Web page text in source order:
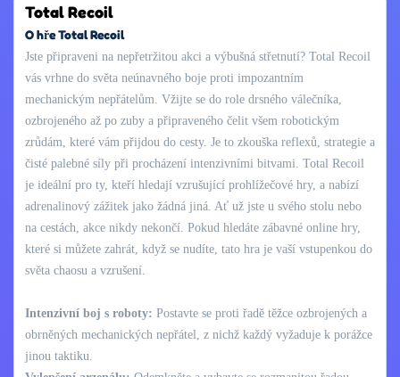
Total Recoil
O hře Total Recoil
Jste připraveni na nepřetržitou akci a výbušná střetnutí? Total Recoil
vás vrhne do světa neúnavného boje proti impozantním
mechanickým nepřátelům. Vžijte se do role drsného válečníka,
ozbrojeného až po zuby a připraveného čelit všem robotickým
zrůdám, které vám přijdou do cesty. Je to zkouška reflexů, strategie a
čisté palebné síly při procházení intenzivními bitvami. Total Recoil
je ideální pro ty, kteří hledají vzrušující prohlížečové hry, a nabízí
adrenalinový zážitek jako žádná jiná. Ať už jste u svého stolu nebo
na cestách, akce nikdy nekončí. Pokud hledáte zábavné online hry,
které si můžete zahrát, když se nudíte, tato hra je vaší vstupenkou do
světa chaosu a vzrušení.
Intenzivní boj s roboty: Postavte se proti řadě těžce ozbrojených a
obrněných mechanických nepřátel, z nichž každý vyžaduje k porážce
jinou taktiku.